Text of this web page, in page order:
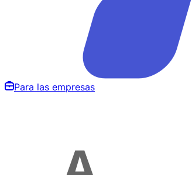
Para las empresas